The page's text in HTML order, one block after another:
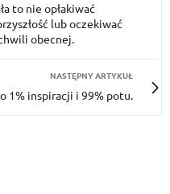
to nie opłakiwać
lub oczekiwać
obecnej.
NASTĘPNY ARTYKUŁ
1% inspiracji i 99% potu.